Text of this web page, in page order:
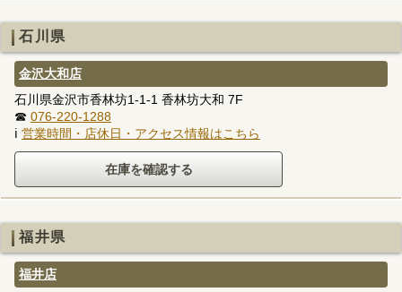
石川県
金沢大和店
石川県金沢市香林坊1-1-1 香林坊大和 7F
☎ 076-220-1288
ℹ 営業時間・店休日・アクセス情報はこちら
福井県
福井店